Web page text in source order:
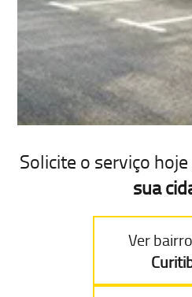
Solicite o serviço
sua
Ver